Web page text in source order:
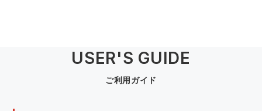
USER'S GUIDE
ご利用ガイド